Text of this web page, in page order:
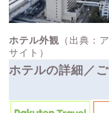
ホテル外観 （出典：
サイト）
ホテルの詳細／